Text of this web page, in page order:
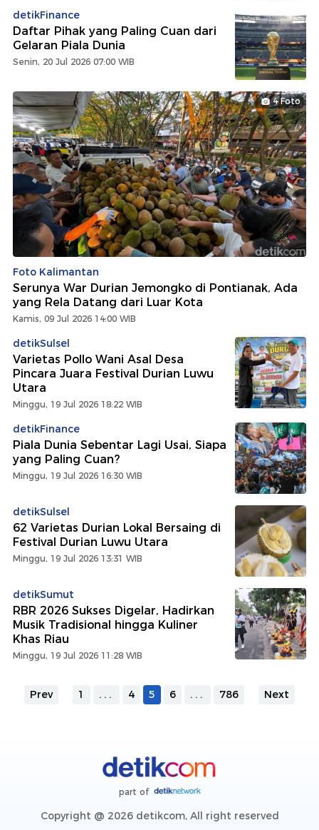
detikFinance
Daftar Pihak yang Paling Cuan dari
Gelaran Piala Dunia
Senin, 20 Jul 2026 07:00 WIB
4 Foto
Foto Kalimantan
Serunya War Durian Jemongko di Pontianak, Ada
yang Rela Datang dari Luar Kota
Kamis, 09 Jul 2026 14:00 WIB
detikSulsel
Varietas Pollo Wani Asal Desa
Pincara Juara Festival Durian Luwu
Utara
Minggu, 19 Jul 2026 18:22 WIB
detikFinance
Piala Dunia Sebentar Lagi Usai, Siapa
yang Paling Cuan?
Minggu, 19 Jul 2026 16:30 WIB
detikSulsel
62 Varietas Durian Lokal Bersaing di
Festival Durian Luwu Utara
Minggu, 19 Jul 2026 13:31 WIB
detikSumut
RBR 2026 Sukses Digelar, Hadirkan
Musik Tradisional hingga Kuliner
Khas Riau
Minggu, 19 Jul 2026 11:28 WIB
Prev 1 ... 4 5 6 ... 786 Next
part of
Copyright @ 2026 detikcom, All right reserved